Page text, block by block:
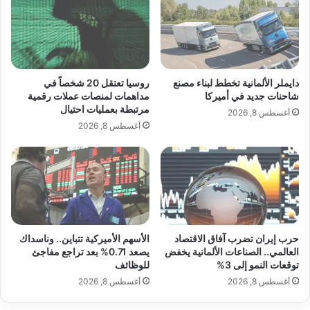
akhabarpalestine.com — انكماش الفائض التجاري في
النرويج خلال يناير 2026
التجاري الفائض النرويج انكماش
ا
ت
م
ن
ا
س
غ
ل
ب
ي
ا
ن
ا
ت
م
س
ت
ر
م
ن
ع
م
ا
ل
ق
ل
ت
ك
ن
و
ل
و
ج
ي
ا
دايملر الألمانية تخطط لبناء مصنع
شاحنات جديد في أميركا
أغسطس 8, 2026
روسيا تعتقل 20 شخصاً في
مداهمات لمنصات عملات رقمية
مرتبطة بعمليات احتيال
أغسطس 8, 2026
حرب إيران تضرب آفاق الاقتصاد
العالمي.. الصناعات الألمانية يخفض
توقعات النمو إلى 3%
أغسطس 8, 2026
الأسهم الأميركية تتباين.. وناسداك
يصعد 0.71% بعد تراجع مفاجئ
للوظائف
أغسطس 8, 2026